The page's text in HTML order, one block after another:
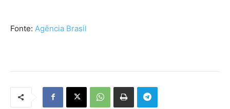
Fonte: Agência Brasil